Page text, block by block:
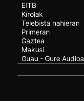
EITB
Kirolak
Telebista nahieran
Primeran
Gaztea
Makusi
Guau - Gure Audioa